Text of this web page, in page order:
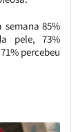
85%
pele, 73%
percebeu